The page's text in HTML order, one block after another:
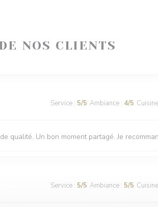
NOS CLIENTS
Service : 5/5 Ambiance : 4/5 Cuisine
qualité. Un bon moment partagé. Je
Service : 5/5 Ambiance : 5/5 Cuisine